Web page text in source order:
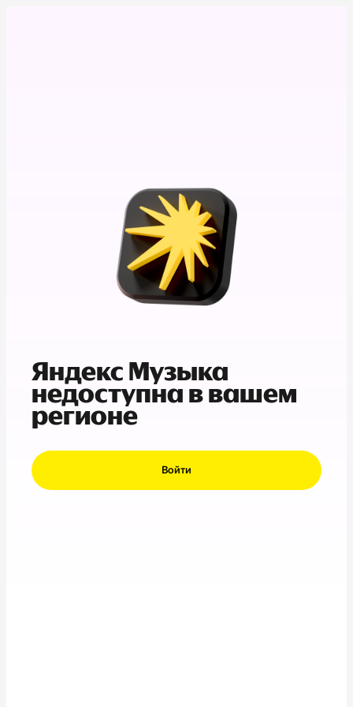
Яндекс Музыка
недоступна в вашем
регионе
Войти